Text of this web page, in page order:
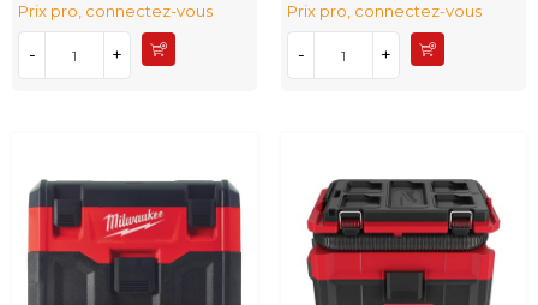
Prix pro, connectez-vous
- +
Prix pro, connectez-vous
- +